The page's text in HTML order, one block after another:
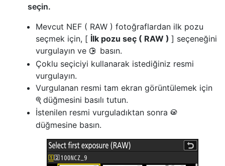
seçin.
Mevcut NEF ( RAW ) fotoğraflardan ilk pozu
seçmek için, [ İlk pozu seç ( RAW ) ] seçeneğini
vurgulayın ve 2 basın.
Çoklu seçiciyi kullanarak istediğiniz resmi
vurgulayın.
Vurgulanan resmi tam ekran görüntülemek için
X düğmesini basılı tutun.
İstenilen resmi vurguladıktan sonra J
düğmesine basın.